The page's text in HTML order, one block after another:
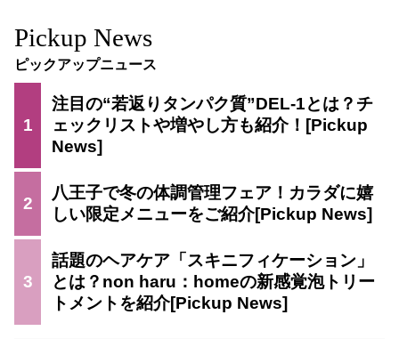
Pickup News
ピックアップニュース
1
注目の“若返りタンパク質”DEL-1とは？チ
ェックリストや増やし方も紹介！
2
八王子で冬の体調管理フェア！カラダに嬉
しい限定メニューをご紹介
3
話題のヘアケア「スキニフィケーション」
とは？non haru：homeの新感覚泡トリー
トメントを紹介